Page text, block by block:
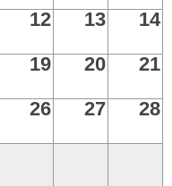
12 13
14
19 20
21
26 27
28